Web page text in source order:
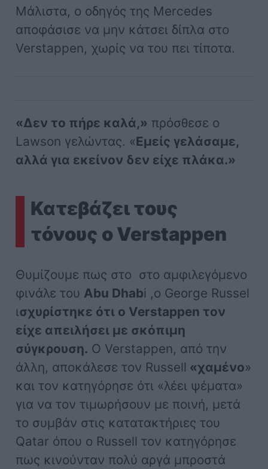
Μάλιστα, ο οδηγός της Mercedes
αποφάσισε να μην κάτσει δίπλα στο
Verstappen, χωρίς να του πει τίποτα.
«Δεν το πήρε καλά,» πρόσθεσε ο
Lawson γελώντας. «Εμείς γελάσαμε,
αλλά για εκείνον δεν είχε πλάκα.»
Κατεβάζει τους
τόνους ο Verstappen
Θυμίζουμε πως στο στο αμφιλεγόμενο
φινάλε του Abu Dhabi ,ο George Russel
ισχυρίστηκε ότι ο Verstappen τον
είχε απειλήσει με σκόπιμη
σύγκρουση. Ο Verstappen, από την
άλλη, αποκάλεσε τον Russell «χαμένο»
και τον κατηγόρησε ότι «λέει ψέματα»
για να τον τιμωρήσουν με ποινή, μετά
το συμβάν στις κατατακτήριες του
Qatar όπου ο Russell τον κατηγόρησε
πως κινούνταν πολύ αργά μπροστά